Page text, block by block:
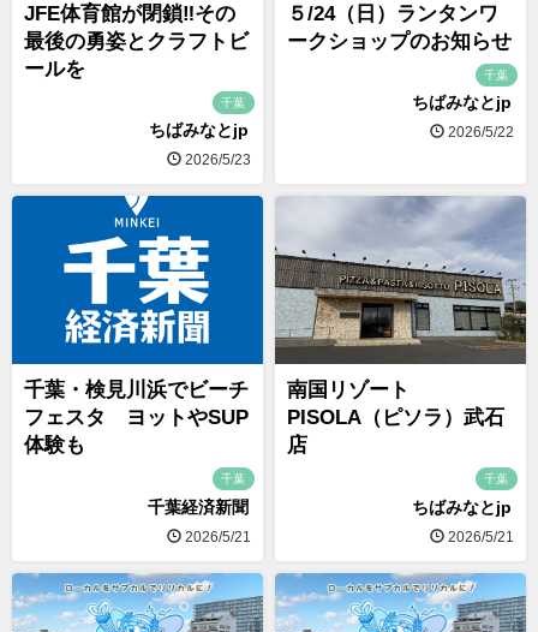
JFE体育館が閉鎖‼︎その
最後の勇姿とクラフトビ
ールを
千葉
ちばみなとjp
2026/5/23
５/24（日）ランタンワ
ークショップのお知らせ
千葉
ちばみなとjp
2026/5/22
千葉・検見川浜でビーチ
フェスタ ヨットやSUP
体験も
千葉
千葉経済新聞
2026/5/21
南国リゾート
PISOLA（ピソラ）武石
店
千葉
ちばみなとjp
2026/5/21